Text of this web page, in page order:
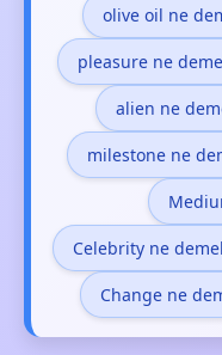
olive oil ne
pleasure ne
alien ne
milestone ne
Celebrity ne
Change ne